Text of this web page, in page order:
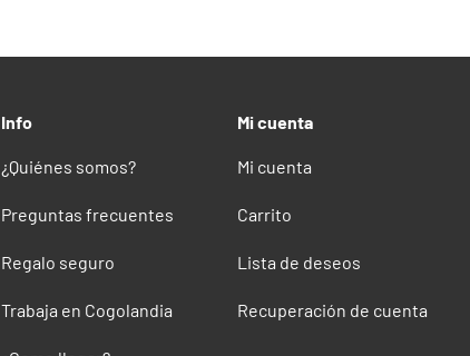
Info
¿Quiénes somos?
Preguntas frecuentes
Regalo seguro
Trabaja en Cogolandia
Mi cuenta
Mi cuenta
Carrito
Lista de deseos
Recuperación de cuenta